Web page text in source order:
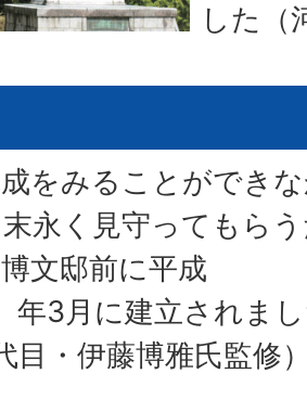
した（
をみることができ
永く見守ってもら
文邸前に平成
年3月に建立されま
目・伊藤博雅氏監修